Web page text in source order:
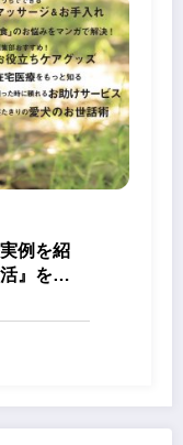
例を紹
』を発